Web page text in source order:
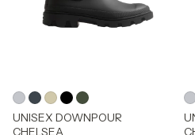
UNISEX DOWNPOUR
CHELSEA